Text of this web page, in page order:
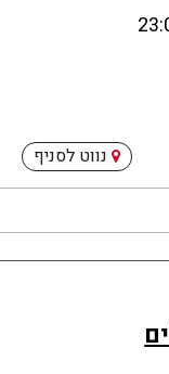
נווט לסניף